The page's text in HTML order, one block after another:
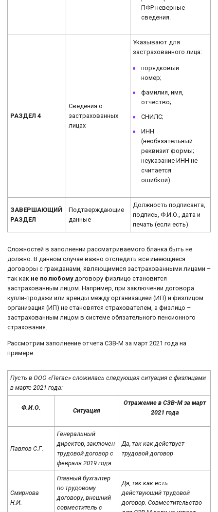
ПФР неверные
сведения.
РАЗДЕЛ 4
Сведения о
застрахованных
лицах
Указывают для
застрахованного лица:
порядковый
номер;
фамилия, имя,
отчество;
СНИЛС;
ИНН
(необязательный
реквизит формы;
неуказание ИНН не
считается
ошибкой).
ЗАВЕРШАЮЩИЙ
РАЗДЕЛ
Подтверждающие
данные
Должность подписанта,
подпись, Ф.И.О., дата и
печать (если есть)
Сложностей в заполнении рассматриваемого бланка быть не
должно. В данном случае важно отследить все имеющиеся
договоры с гражданами, являющимися застрахованными лицами –
так как не по любомудоговору физлицо становится
застрахованным лицом. Например, при заключении договора
купли-продажи или аренды между организацией (ИП) и физлицом
организация (ИП) не становятся страхователем, а физлицо –
застрахованным лицом в системе обязательного пенсионного
страхования.
Рассмотрим заполнение отчета СЗВ-М за март 2021 года на
примере.
Пусть в ООО «Пегас» сложилась следующая ситуация с физлицами
в марте 2021 года:
Ф.И.О. Ситуация
Отражение в СЗВ-М за март
2021 года
Павлов С.Г.
Генеральный
директор, заключен
трудовой договор с
февраля 2019 года
Да, так как действует
трудовой договор
Смирнова
Н.И.
Главный бухгалтер
по трудовому
договору, внешний
совместитель с
Да, так как есть
действующий трудовой
договор. Совместительство